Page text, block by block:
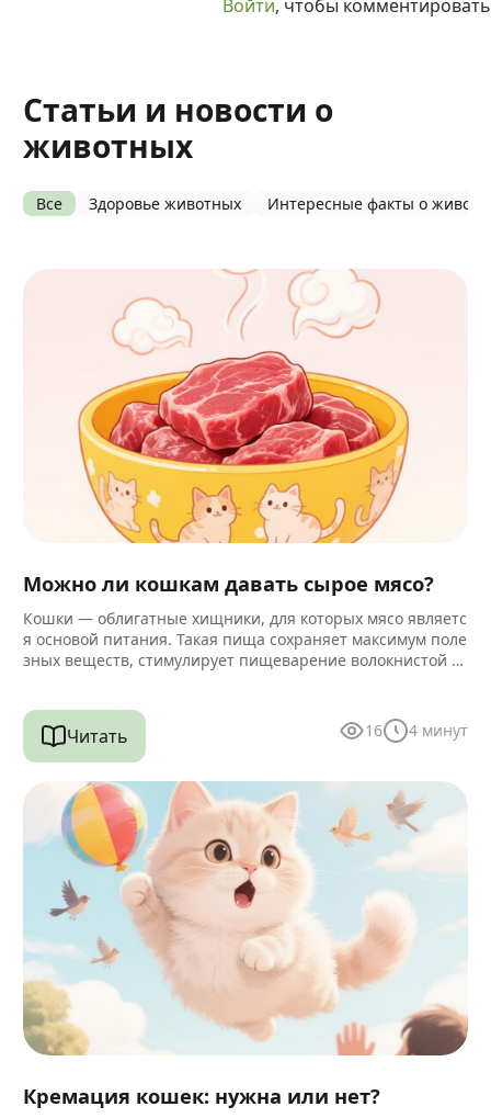
Войти, чтобы комментировать
Статьи и новости о
животных
Все Здоровье животных Интересные факты о
Можно ли кошкам давать сырое мясо?
Кошки — облигатные хищники, для которых мясо являетс
я основой питания. Такая пища сохраняет максимум поле
зных веществ, стимулирует пищеварение волокнистой ст
Читать 16 4 минут
Кремация кошек: нужна или нет?